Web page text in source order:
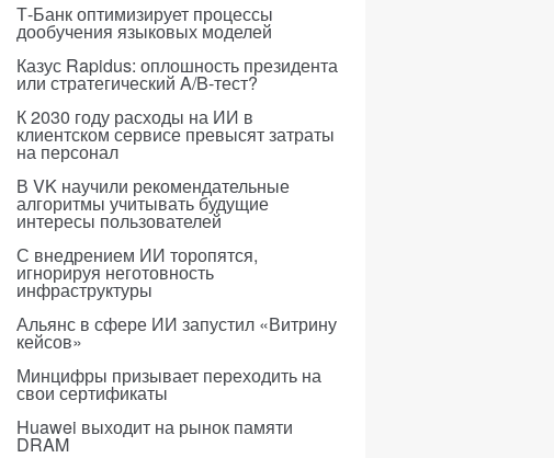
Т-Банк оптимизирует процессы
дообучения языковых моделей
Казус Rapidus: оплошность президента
или стратегический A/B-тест?
К 2030 году расходы на ИИ в
клиентском сервисе превысят затраты
на персонал
В VK научили рекомендательные
алгоритмы учитывать будущие
интересы пользователей
С внедрением ИИ торопятся,
игнорируя неготовность
инфраструктуры
Альянс в сфере ИИ запустил «Витрину
кейсов»
Минцифры призывает переходить на
свои сертификаты
Huawei выходит на рынок памяти
DRAM